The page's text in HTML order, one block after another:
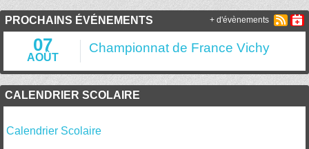
PROCHAINS ÉVÉNEMENTS
07
AOÛT
Championnat de France Vichy
+ d'évènements
CALENDRIER SCOLAIRE
Calendrier Scolaire